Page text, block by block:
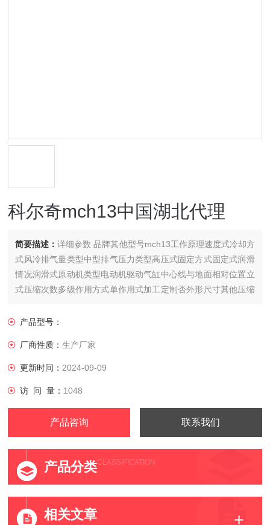
科尔奇mch13中国湖北代理
简要描述：详细参数 品牌其他型号mch13工作原理速度式冷却方
式风冷排气量类型中型排气压力类型高压式固定方式固定式润滑
情况润滑式原动机类型电动机驱动气缸中心线与地面相对位置立
式压缩次数多级作用方式单作用式加工定制否外形尺寸其他压缩
产品型号：
厂商性质：生产厂家
更新时间： 2024-09-09
访 问 量： 1048
产品咨询 联系我们
产品分类CLASSIFICATION
相关文章